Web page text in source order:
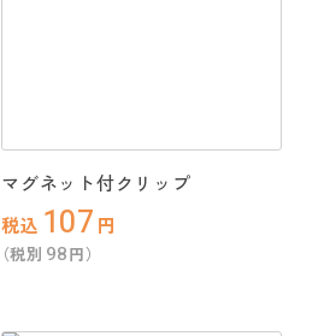
マグネット付クリップ
税込 107 円
（税別 98円）